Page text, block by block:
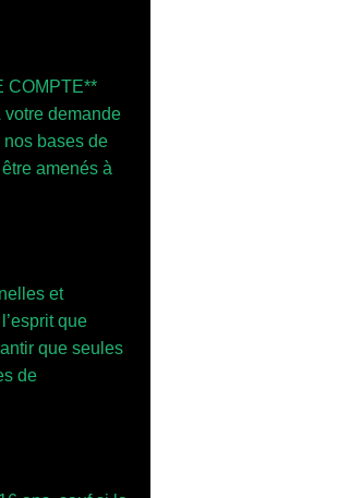
COMPTE**
votre demande
nos bases de
amenés à
et
que
que seules
de